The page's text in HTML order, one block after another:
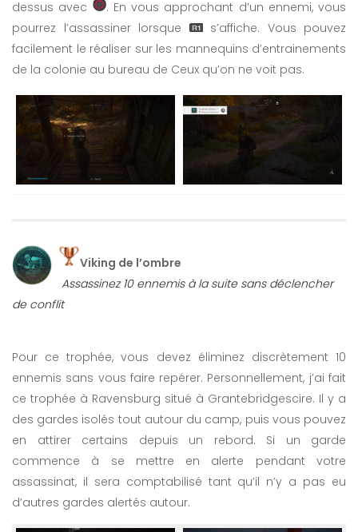
dessus avec
. En vous approchant d’un ennemi, vous
pourrez l’assassiner lorsque
s’affiche. Vous pouvez
facilement le réaliser sur les mannequins d’entrainements
de la colonie au bureau de Ceux qu’on ne voit pas.
Viking de l’ombre
Assassinez 10 ennemis à la suite sans déclencher
de conflit
Pour ce trophée, vous devez éliminez discrètement 10
ennemis sans vous faire repérer. Personnellement, j’ai fait
ce trophée à Ravensburg situé à Grantebridgescire. Il y a
des gardes isolés tout autour du camp, puis vous pouvez
en attirer certains depuis un rebord. Si un garde
commence à se mettre en alerte pendant votre
assassinat, il sera comptabilisé tant qu’il n’y a pas eu
d’autres gardes alertés autour.